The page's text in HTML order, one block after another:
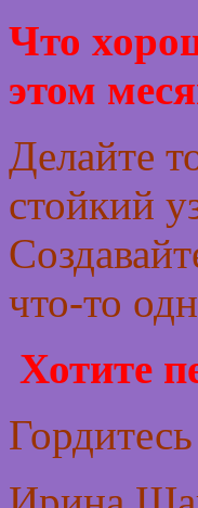
Что
этом
Делайте
стойкий
что-то
Хотите